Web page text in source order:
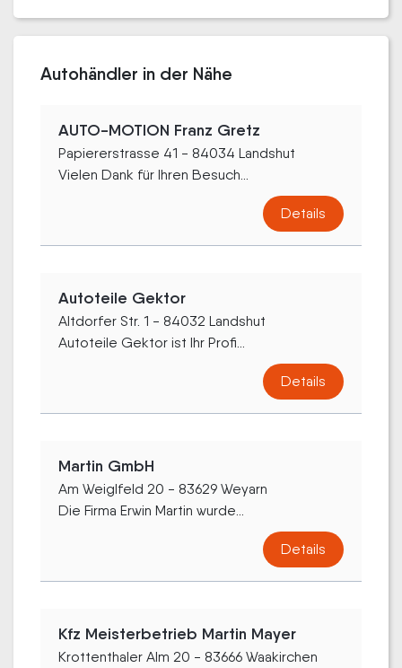
Autohändler in der Nähe
AUTO-MOTION Franz Gretz
Papiererstrasse 41 - 84034 Landshut
Vielen Dank für Ihren Besuch...
Details
Autoteile Gektor
Altdorfer Str. 1 - 84032 Landshut
Autoteile Gektor ist Ihr Profi...
Details
Martin GmbH
Am Weiglfeld 20 - 83629 Weyarn
Die Firma Erwin Martin wurde...
Details
Kfz Meisterbetrieb Martin Mayer
Krottenthaler Alm 20 - 83666 Waakirchen